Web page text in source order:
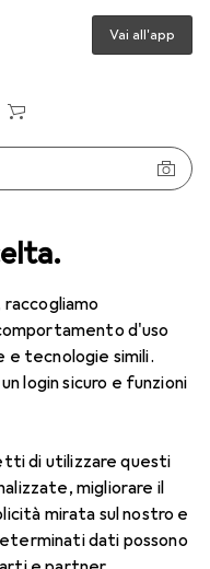
d'uso
e tecnologie simili.
login sicuro e funzioni
di utilizzare questi
migliorare il
mirata sul nostro e
dati possono
Vai all'app
per l'astigmatismo
per